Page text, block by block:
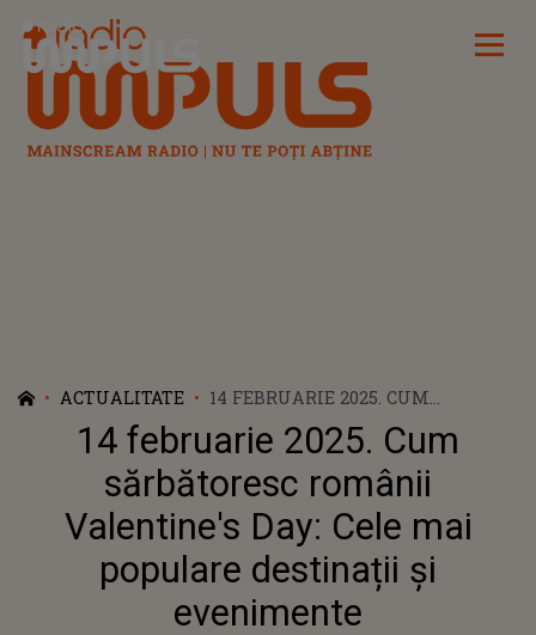
Radio Impuls
ACTUALITATE
14 FEBRUARIE 2025. CUM
SĂRBĂTORESC ROMÂNII
VALENTINE'S DAY: CELE MAI
POPULARE DESTINAȚII ȘI
EVENIMENTE
14 februarie 2025. Cum
sărbătoresc românii
Valentine's Day: Cele mai
populare destinații și
evenimente